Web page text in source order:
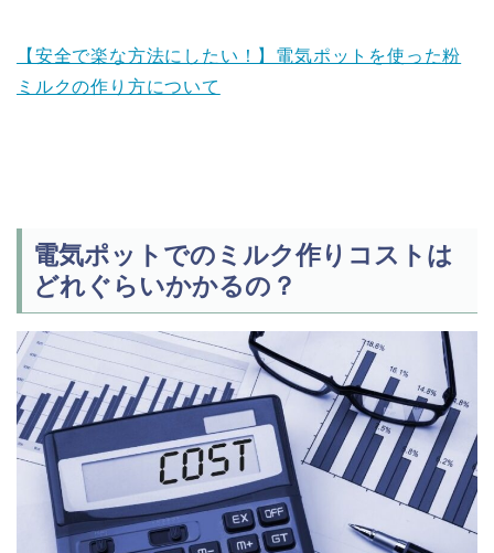
【安全で楽な方法にしたい！】電気ポットを使った粉
ミルクの作り方について
電気ポットでのミルク作りコストは
どれぐらいかかるの？